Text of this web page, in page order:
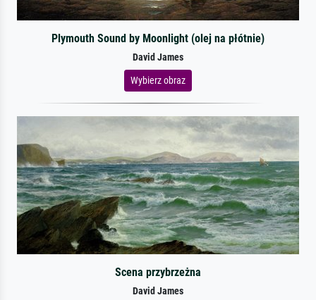
Plymouth Sound by Moonlight (olej na płótnie)
David James
Wybierz obraz
Scena przybrzeżna
David James